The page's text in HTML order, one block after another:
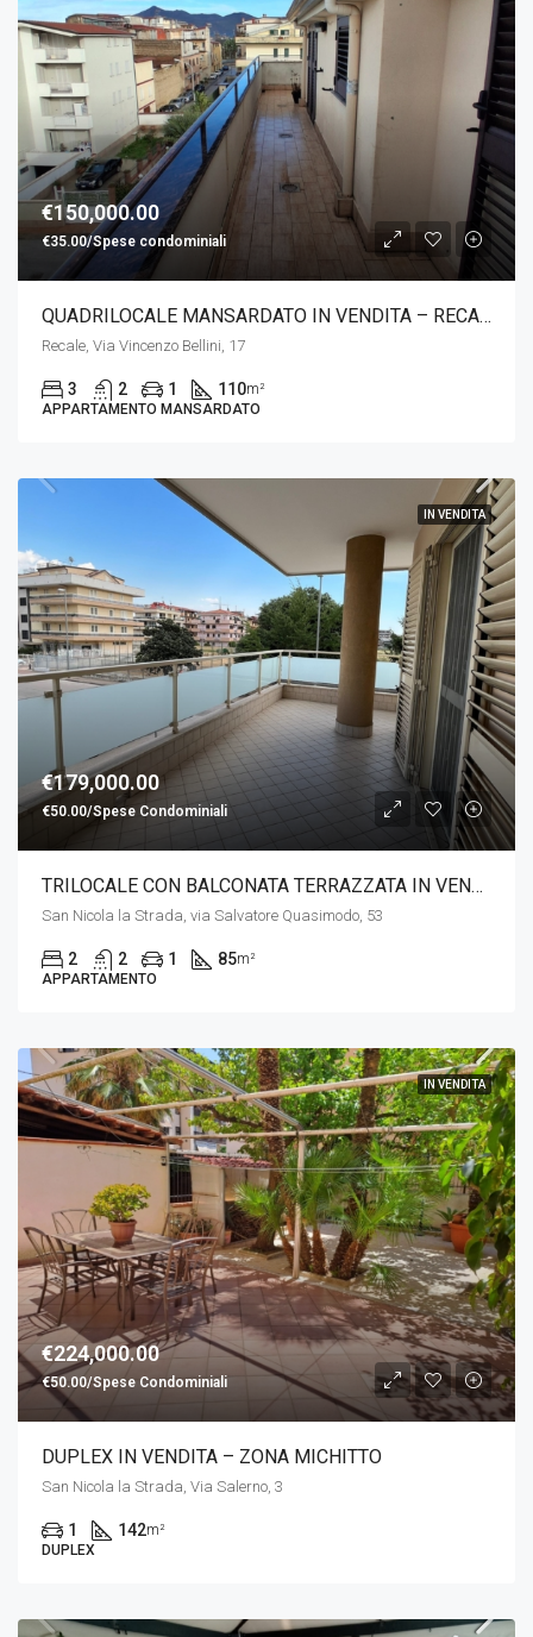
€150,000.00
€35.00/Spese condominiali
QUADRILOCALE MANSARDATO IN VENDITA – RECALE – ZONA STAZIONE
Recale, Via Vincenzo Bellini, 17
3 2 1 110m²
APPARTAMENTO MANSARDATO
IN VENDITA
€179,000.00
€50.00/Spese Condominiali
TRILOCALE CON BALCONATA TERRAZZATA IN VENDITA – VIA QUASIMODO
San Nicola la Strada, via Salvatore Quasimodo, 53
2 2 1 85m²
APPARTAMENTO
IN VENDITA
€224,000.00
€50.00/Spese Condominiali
DUPLEX IN VENDITA – ZONA MICHITTO
San Nicola la Strada, Via Salerno, 3
1 142m²
DUPLEX